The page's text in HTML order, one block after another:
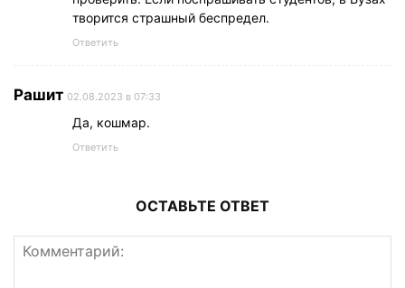
творится страшный беспредел.
Ответить
Рашит 02.08.2023 в 07:33
Да, кошмар.
Ответить
ОСТАВЬТЕ ОТВЕТ